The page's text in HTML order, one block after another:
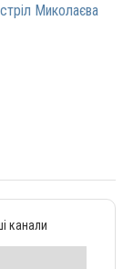
Миколаєва
канали